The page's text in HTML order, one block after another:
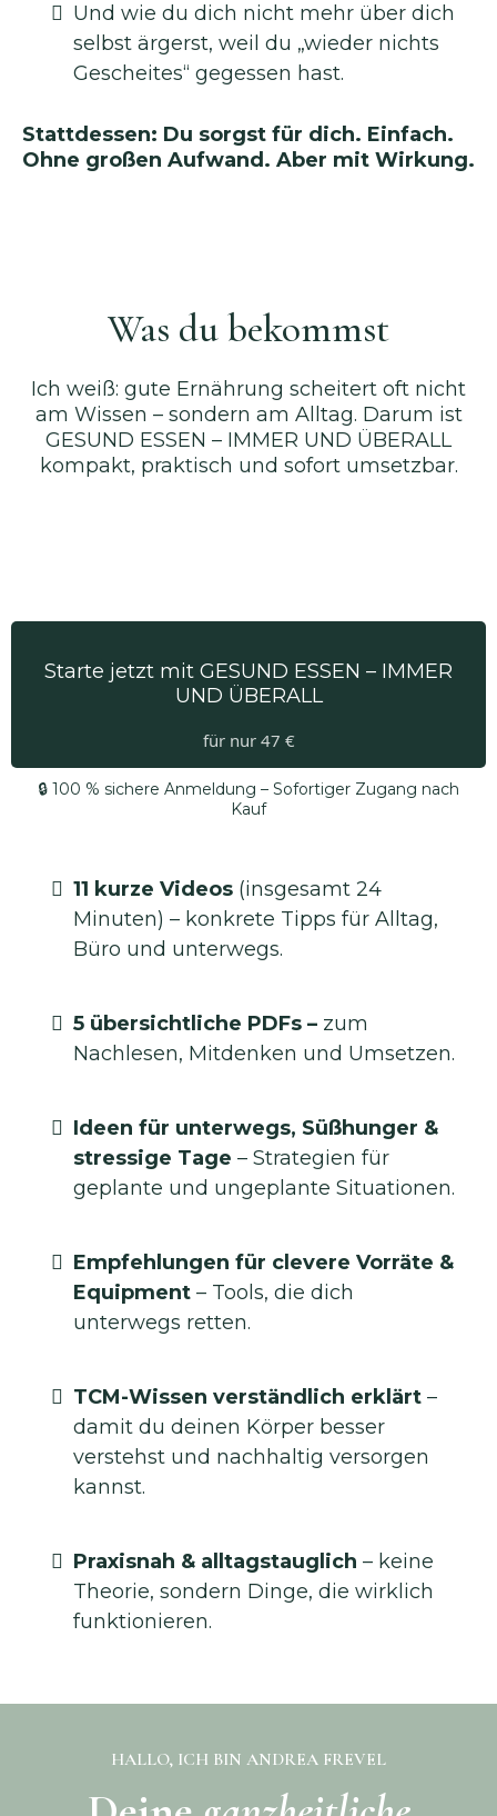
Und wie du dich nicht mehr über dich
selbst ärgerst, weil du „wieder nichts
Gescheites“ gegessen hast.
Stattdessen: Du sorgst für dich. Einfach.
Ohne großen Aufwand. Aber mit Wirkung.
Was du bekommst
Ich weiß: gute Ernährung scheitert oft nicht
am Wissen – sondern am Alltag. Darum ist
GESUND ESSEN – IMMER UND ÜBERALL
kompakt, praktisch und sofort umsetzbar.
Starte jetzt mit GESUND ESSEN – IMMER
UND ÜBERALL
für nur 47 €
🔒 100 % sichere Anmeldung – Sofortiger Zugang nach
Kauf
11 kurze Videos (insgesamt 24
Minuten) – konkrete Tipps für Alltag,
Büro und unterwegs.
5 übersichtliche PDFs – zum
Nachlesen, Mitdenken und Umsetzen.
Ideen für unterwegs, Süßhunger &
stressige Tage – Strategien für
geplante und ungeplante Situationen.
Empfehlungen für clevere Vorräte &
Equipment – Tools, die dich
unterwegs retten.
TCM-Wissen verständlich erklärt –
damit du deinen Körper besser
verstehst und nachhaltig versorgen
kannst.
Praxisnah & alltagstauglich – keine
Theorie, sondern Dinge, die wirklich
funktionieren.
HALLO, ICH BIN ANDREA FREVEL